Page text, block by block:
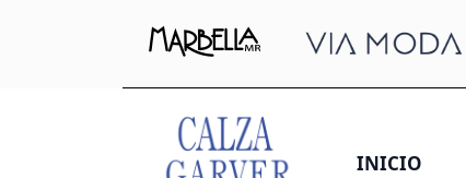
INICIO